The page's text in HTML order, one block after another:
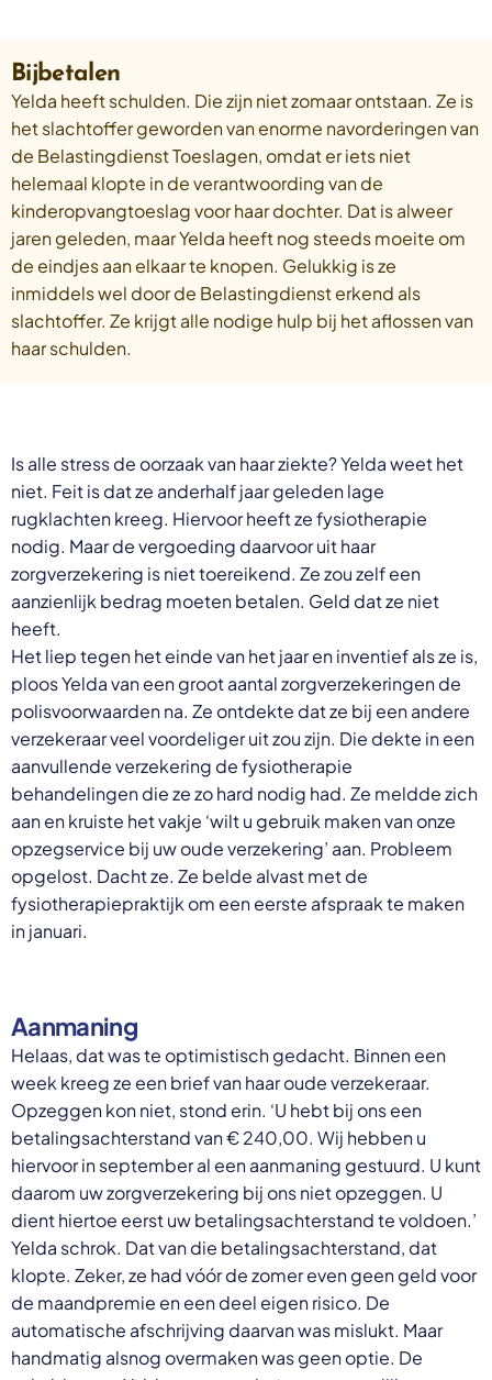
Bijbetalen
Yelda heeft schulden. Die zijn niet zomaar ontstaan. Ze is
het slachtoffer geworden van enorme navorderingen van
de Belastingdienst Toeslagen, omdat er iets niet
helemaal klopte in de verantwoording van de
kinderopvangtoeslag voor haar dochter. Dat is alweer
jaren geleden, maar Yelda heeft nog steeds moeite om
de eindjes aan elkaar te knopen. Gelukkig is ze
inmiddels wel door de Belastingdienst erkend als
slachtoffer. Ze krijgt alle nodige hulp bij het aflossen van
haar schulden.
Is alle stress de oorzaak van haar ziekte? Yelda weet het
niet. Feit is dat ze anderhalf jaar geleden lage
rugklachten kreeg. Hiervoor heeft ze fysiotherapie
nodig. Maar de vergoeding daarvoor uit haar
zorgverzekering is niet toereikend. Ze zou zelf een
aanzienlijk bedrag moeten betalen. Geld dat ze niet
heeft.
Het liep tegen het einde van het jaar en inventief als ze is,
ploos Yelda van een groot aantal zorgverzekeringen de
polisvoorwaarden na. Ze ontdekte dat ze bij een andere
verzekeraar veel voordeliger uit zou zijn. Die dekte in een
aanvullende verzekering de fysiotherapie
behandelingen die ze zo hard nodig had. Ze meldde zich
aan en kruiste het vakje ‘wilt u gebruik maken van onze
opzegservice bij uw oude verzekering’ aan. Probleem
opgelost. Dacht ze. Ze belde alvast met de
fysiotherapiepraktijk om een eerste afspraak te maken
in januari.
Aanmaning
Helaas, dat was te optimistisch gedacht. Binnen een
week kreeg ze een brief van haar oude verzekeraar.
Opzeggen kon niet, stond erin. ‘U hebt bij ons een
betalingsachterstand van € 240,00. Wij hebben u
hiervoor in september al een aanmaning gestuurd. U kunt
daarom uw zorgverzekering bij ons niet opzeggen. U
dient hiertoe eerst uw betalingsachterstand te voldoen.’
Yelda schrok. Dat van die betalingsachterstand, dat
klopte. Zeker, ze had vóór de zomer even geen geld voor
de maandpremie en een deel eigen risico. De
automatische afschrijving daarvan was mislukt. Maar
handmatig alsnog overmaken was geen optie. De